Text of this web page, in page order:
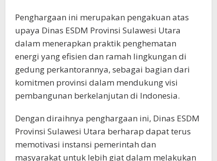
Penghargaan ini merupakan pengakuan atas
upaya Dinas ESDM Provinsi Sulawesi Utara
dalam menerapkan praktik penghematan
energi yang efisien dan ramah lingkungan di
gedung perkantorannya, sebagai bagian dari
komitmen provinsi dalam mendukung visi
pembangunan berkelanjutan di Indonesia.
Dengan diraihnya penghargaan ini, Dinas ESDM
Provinsi Sulawesi Utara berharap dapat terus
memotivasi instansi pemerintah dan
masyarakat untuk lebih giat dalam melakukan